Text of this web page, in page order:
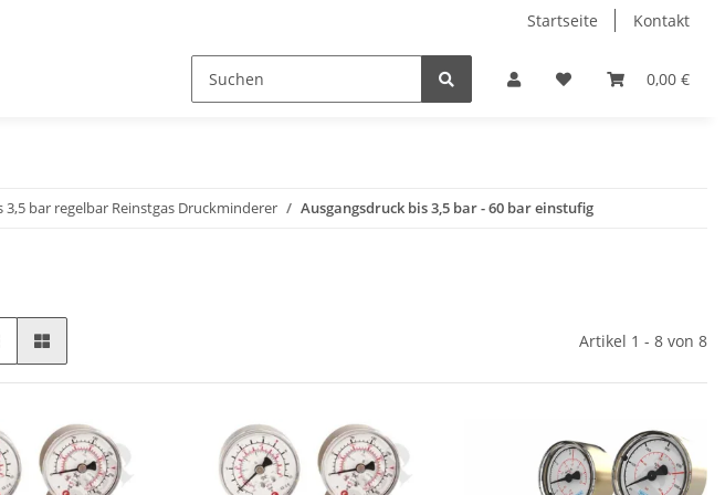
Startseite Kontakt
0,00 €
3,5 bar regelbar Reinstgas Druckminderer Ausgangsdruck bis 3,5 bar - 60 bar einstufig
Artikel 1 - 8 von 8